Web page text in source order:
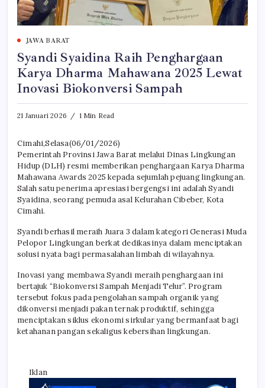
JAWA BARAT
Syandi Syaidina Raih Penghargaan
Karya Dharma Mahawana 2025 Lewat
Inovasi Biokonversi Sampah
21 Januari 2026 1 Min Read
Cimahi,Selasa(06/01/2026)
Pemerintah Provinsi Jawa Barat melalui Dinas Lingkungan
Hidup (DLH) resmi memberikan penghargaan Karya Dharma
Mahawana Awards 2025 kepada sejumlah pejuang lingkungan.
Salah satu penerima apresiasi bergengsi ini adalah Syandi
Syaidina, seorang pemuda asal Kelurahan Cibeber, Kota
Cimahi.
Syandi berhasil meraih Juara 3 dalam kategori Generasi Muda
Pelopor Lingkungan berkat dedikasinya dalam menciptakan
solusi nyata bagi permasalahan limbah di wilayahnya.
Inovasi yang membawa Syandi meraih penghargaan ini
bertajuk “Biokonversi Sampah Menjadi Telur”. Program
tersebut fokus pada pengolahan sampah organik yang
dikonversi menjadi pakan ternak produktif, sehingga
menciptakan siklus ekonomi sirkular yang bermanfaat bagi
ketahanan pangan sekaligus kebersihan lingkungan.
Iklan